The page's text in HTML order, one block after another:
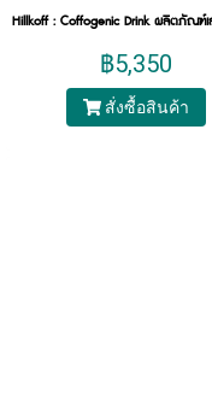
Hillkoff : Coffogenic Drink ผลิตภัณ
฿5,350
สั่งซื้อสินค้า